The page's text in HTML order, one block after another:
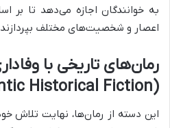
به خوانندگان اجازه می‌دهد تا بر
اعصار و شخصیت‌های مختلف
رمان‌های تاریخی با
(Authentic Historical Fiction)
این دسته از رمان‌ها، نهایت تلاش